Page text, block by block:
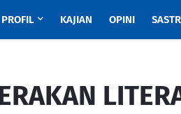
PROFIL KAJIAN OPINI